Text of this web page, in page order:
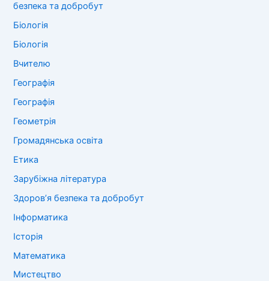
безпека та добробут
Біологія
Біологія
Вчителю
Географія
Географія
Геометрія
Громадянська освіта
Етика
Зарубіжна література
Здоров’я безпека та добробут
Інформатика
Історія
Математика
Мистецтво